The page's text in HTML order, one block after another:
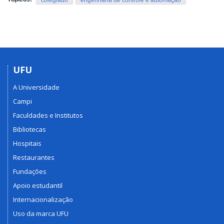
UFU
A Universidade
Campi
Faculdades e Institutos
Bibliotecas
Hospitais
Restaurantes
Fundações
Apoio estudantil
Internacionalização
Uso da marca UFU